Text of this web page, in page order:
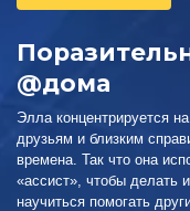
@дома
Элла концентрируется
друзьям и близким
времена. Так что она
«ассист», чтобы делать
научиться помогать